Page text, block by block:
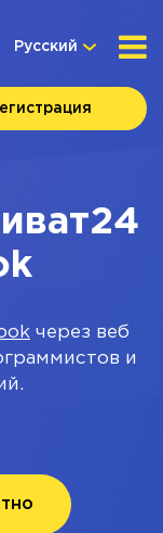
Русский
через веб
и